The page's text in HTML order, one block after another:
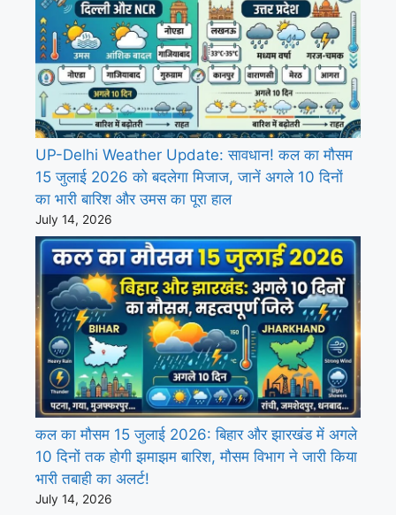
UP-Delhi Weather Update: सावधान! कल का मौसम
15 जुलाई 2026 को बदलेगा मिजाज, जानें अगले 10 दिनों
का भारी बारिश और उमस का पूरा हाल
July 14, 2026
कल का मौसम 15 जुलाई 2026: बिहार और झारखंड में अगले
10 दिनों तक होगी झमाझम बारिश, मौसम विभाग ने जारी किया
भारी तबाही का अलर्ट!
July 14, 2026